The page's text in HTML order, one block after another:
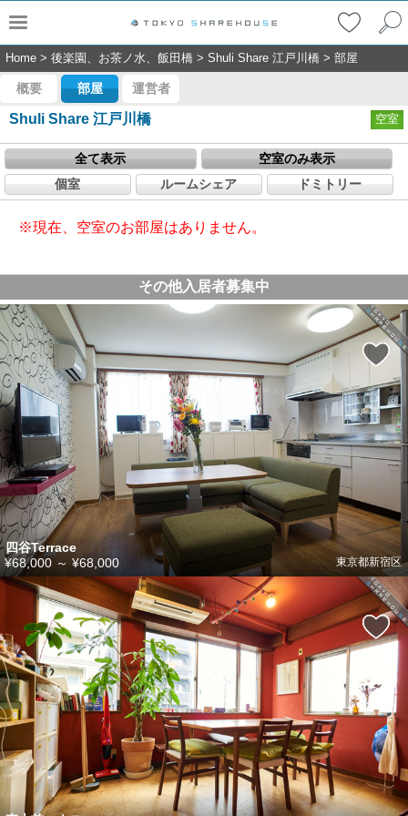
Home > 後楽園、お茶ノ水、飯田橋 > Shuli Share 江戸川橋 > 部屋
概要 部屋 運営者
Shuli Share 江戸川橋 空室
全て表示
空室のみ表示
個室
ルームシェア ドミトリー
※現在、空室のお部屋はありません。
その他入居者募集中
四谷Terrace
東京都新宿区
¥68,000 ～ ¥68,000